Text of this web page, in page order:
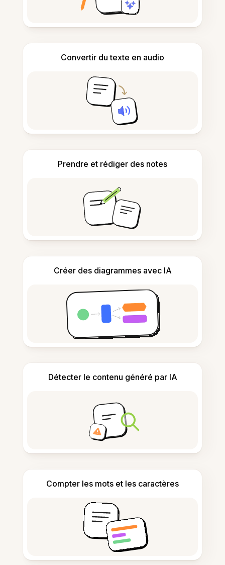
Convertir du texte en audio
Prendre et rédiger des notes
Créer des diagrammes avec IA
Détecter le contenu généré par IA
Compter les mots et les caractères